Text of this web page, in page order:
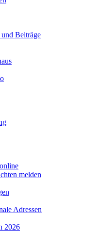
Beiträge
melden
Adressen
2026